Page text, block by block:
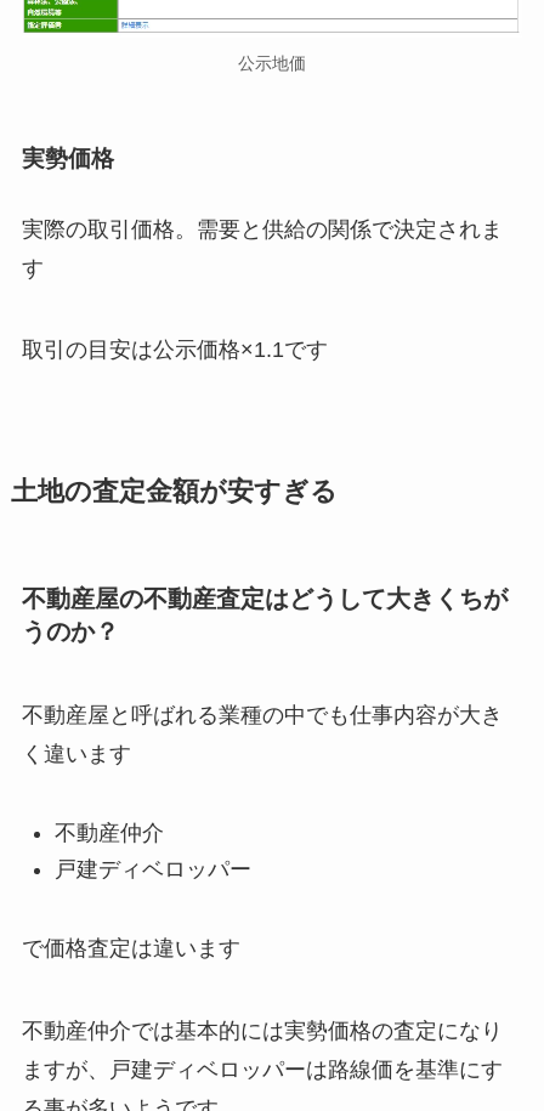
公示地価
実勢価格
実際の取引価格。需要と供給の関係で決定されま
す
取引の目安は公示価格×1.1です
土地の査定金額が安すぎる
不動産屋の不動産査定はどうして大きくちが
うのか？
不動産屋と呼ばれる業種の中でも仕事内容が大き
く違います
不動産仲介
戸建ディベロッパー
で価格査定は違います
不動産仲介では基本的には実勢価格の査定になり
ますが、戸建ディベロッパーは路線価を基準にす